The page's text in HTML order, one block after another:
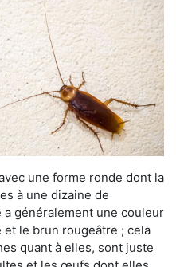
une forme ronde dont la
à une dizaine de
généralement une couleur
le brun rougeâtre ; cela
quant à elles, sont juste